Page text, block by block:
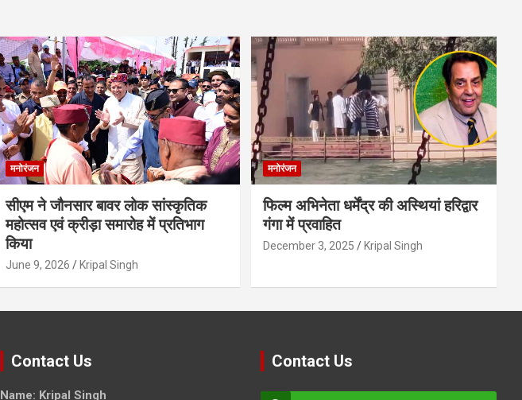
मनोरंजन
सीएम ने जौनसार बावर लोक सांस्कृतिक
महोत्सव एवं क्रीड़ा समारोह में प्रतिभाग
किया
June 9, 2026 Kripal Singh
मनोरंजन
फिल्म अभिनेता धर्मेंद्र की अस्थियां हरिद्वार
गंगा में प्रवाहित
December 3, 2025 Kripal Singh
Contact Us
Name: Kripal Singh
Contact Us